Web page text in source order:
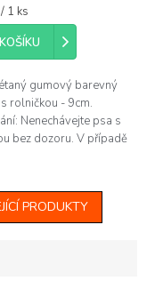
1 ks
gumový barevný
rolničkou - 9cm.
Nenechávejte psa s
bez dozoru. V případě
PRODUKTY